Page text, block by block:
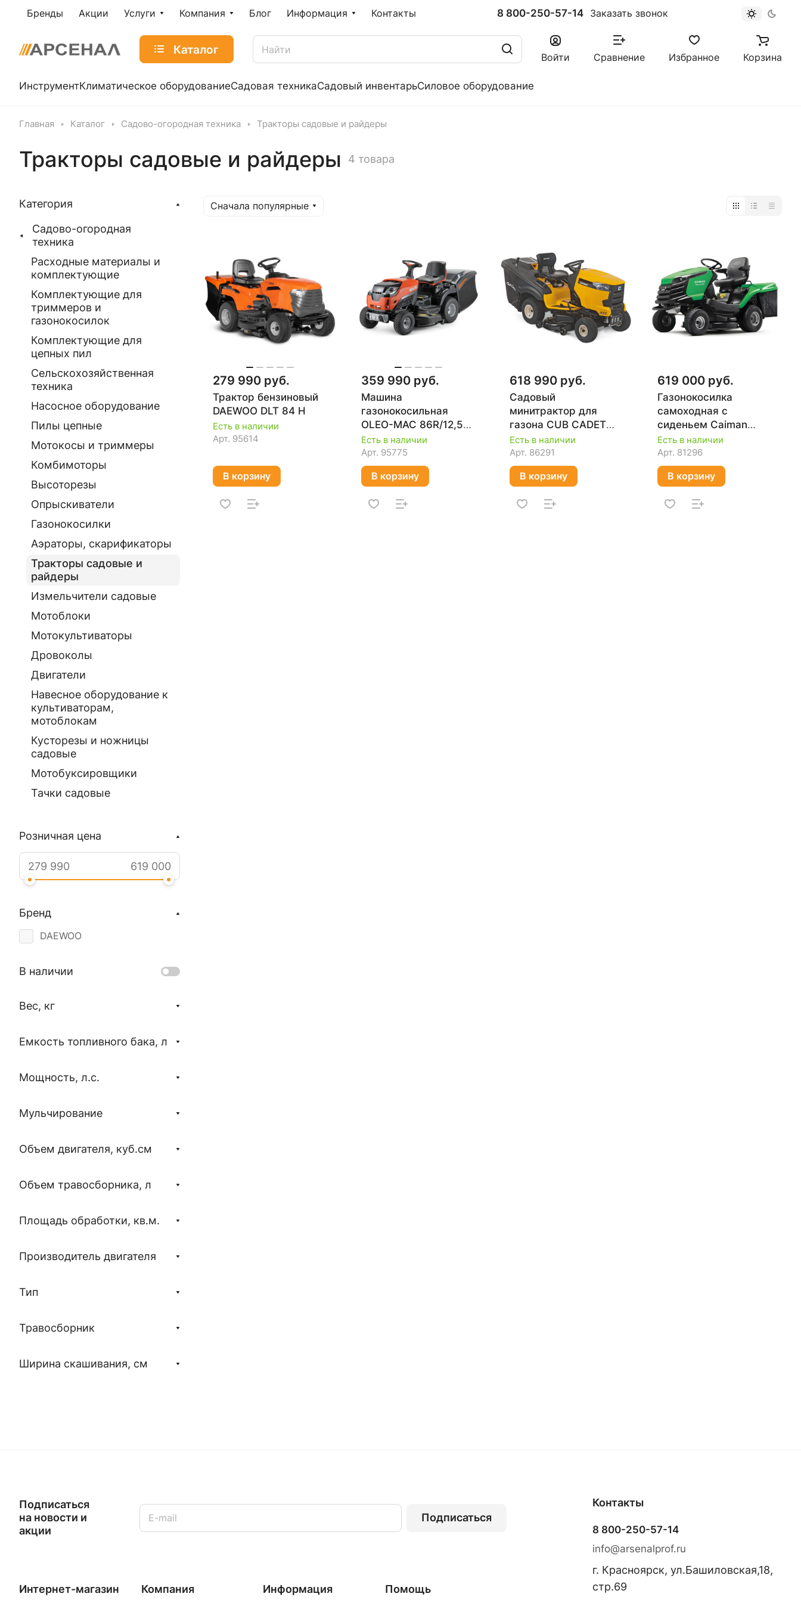
Бренды Акции Услуги Компания Блог Информация Контакты 8 800-250-57-14 Заказать звонок
Каталог
Войти Сравнение Избранное Корзина
ИнструментКлиматическое оборудованиеСадовая техникаСадовый инвентарьСиловое оборудование
Главная Каталог Садово-огородная техника Тракторы садовые и райдеры
Тракторы садовые и райдеры 4 товара
Сначала популярные
279 990 руб.
Трактор бензиновый
DAEWOO DLT 84 H
Есть в наличии
Арт. 95614
В корзину
359 990 руб.
Машина
газонокосильная
OLEO-MAC 86R/12,5
KМ 6805-9204
Есть в наличии
Арт. 95775
В корзину
618 990 руб.
Садовый
минитрактор для
газона CUB CADET
XT1 OR106
Есть в наличии
Арт. 86291
В корзину
619 000 руб.
Газонокосилка
самоходная с
сиденьем Caiman
RAPIDO 2WD 107D1C
Есть в наличии
Арт. 81296
В корзину
Категория
Садово-огородная
техника
Расходные материалы и
комплектующие
Комплектующие для
триммеров и
газонокосилок
Комплектующие для
цепных пил
Сельскохозяйственная
техника
Насосное оборудование
Пилы цепные
Мотокосы и триммеры
Комбимоторы
Высоторезы
Опрыскиватели
Газонокосилки
Аэраторы, скарификаторы
Тракторы садовые и
райдеры
Измельчители садовые
Мотоблоки
Мотокультиваторы
Дровоколы
Двигатели
Навесное оборудование к
культиваторам,
мотоблокам
Кусторезы и ножницы
садовые
Мотобуксировщики
Тачки садовые
Розничная цена
Бренд
DAEWOO
В наличии
Вес, кг
Емкость топливного бака, л
Мощность, л.с.
Мульчирование
Объем двигателя, куб.см
Объем травосборника, л
Площадь обработки, кв.м.
Производитель двигателя
Тип
Травосборник
Ширина скашивания, см
Подписаться
на новости и
акции
Подписаться
Интернет-магазин Компания Информация Помощь
Контакты
8 800-250-57-14
info@arsenalprof.ru
г. Красноярск, ул.Башиловская,18,
стр.69